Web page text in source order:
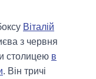
Віталій
з червня
столицею в
. Він тричі